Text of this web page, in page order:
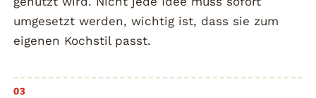
umgesetzt werden, wichtig ist, dass sie zum
eigenen Kochstil passt.